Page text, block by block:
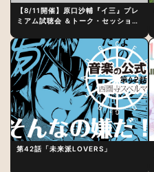
【8/11開催】原口沙輔『イ三』プレ
ミアム試聴会 ＆トーク・セッション
制作秘話
第42話「未来派LOVERS」